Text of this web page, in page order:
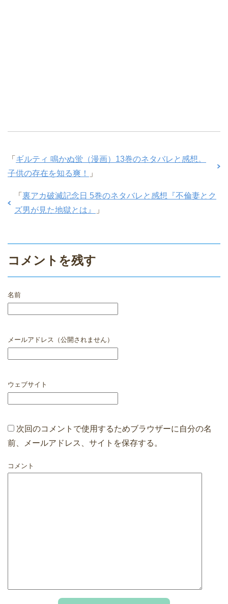
「 ギルティ 鳴かぬ蛍（漫画）13巻のネタバレと感想。
子供の存在を知る爽！
」
「 裏アカ破滅記念日 5巻のネタバレと感想『不倫妻とク
ズ男が見た地獄とは』
」
コメントを残す
名前
メールアドレス（公開されません）
ウェブサイト
次回のコメントで使用するためブラウザーに自分の名
前、メールアドレス、サイトを保存する。
コメント